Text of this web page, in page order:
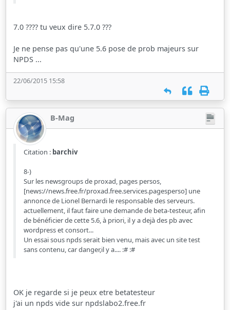
7.0 ???? tu veux dire 5.7.0 ???
Je ne pense pas qu'une 5.6 pose de prob majeurs sur
NPDS ...
22/06/2015 15:58
B-Mag
Citation : barchiv
8-)
Sur les newsgroups de proxad, pages persos,
[news://news.free.fr/proxad.free.services.pagesperso] une
annonce de Lionel Bernardi le responsable des serveurs.
actuellement, il faut faire une demande de beta-testeur, afin
de bénéficier de cette 5.6, à priori, il y a dejà des pb avec
wordpress et consort...
Un essai sous npds serait bien venu, mais avec un site test
sans contenu, car danger,il y a.... :# :#
OK je regarde si je peux etre betatesteur
j'ai un npds vide sur npdslabo2.free.fr